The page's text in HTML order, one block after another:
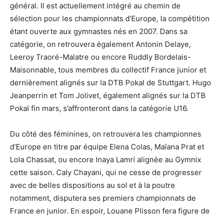
général. Il est actuellement intégré au chemin de
sélection pour les championnats d’Europe, la compétition
étant ouverte aux gymnastes nés en 2007. Dans sa
catégorie, on retrouvera également Antonin Delaye,
Leeroy Traoré-Malatre ou encore Ruddly Bordelais-
Maisonnable, tous membres du collectif France junior et
dernièrement alignés sur la DTB Pokal de Stuttgart. Hugo
Jeanperrin et Tom Jolivet, également alignés sur la DTB
Pokal fin mars, s’affronteront dans la catégorie U16.
Du côté des féminines, on retrouvera les championnes
d’Europe en titre par équipe Elena Colas, Maïana Prat et
Lola Chassat, ou encore Inaya Lamri alignée au Gymnix
cette saison. Caly Chayani, qui ne cesse de progresser
avec de belles dispositions au sol et à la poutre
notamment, disputera ses premiers championnats de
France en junior. En espoir, Louane Plisson fera figure de